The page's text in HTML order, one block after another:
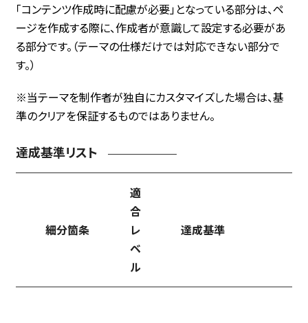
「コンテンツ作成時に配慮が必要」となっている部分は、ペ
ージを作成する際に、作成者が意識して設定する必要があ
る部分です。（テーマの仕様だけでは対応できない部分で
す。）
※当テーマを制作者が独自にカスタマイズした場合は、基
準のクリアを保証するものではありません。
達成基準リスト
細分箇条
適
合
レ
ベ
ル
達成基準